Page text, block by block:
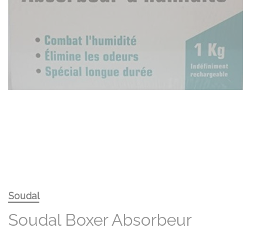
Soudal
Soudal Boxer Absorbeur